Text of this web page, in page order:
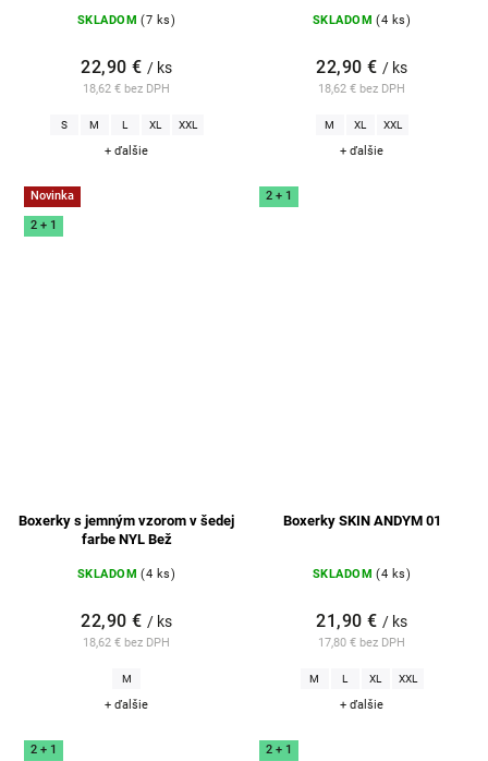
SKLADOM (7 ks)
18,62 € bez DPH
22,90 € / ks
S M L XL XXL
+ ďalšie
SKLADOM (4 ks)
18,62 € bez DPH
22,90 € / ks
M XL XXL
+ ďalšie
Novinka
2 + 1
Boxerky s jemným vzorom v šedej
farbe NYL Bež
SKLADOM (4 ks)
18,62 € bez DPH
22,90 € / ks
M
+ ďalšie
2 + 1
Boxerky SKIN ANDYM 01
SKLADOM (4 ks)
17,80 € bez DPH
21,90 € / ks
M L XL XXL
+ ďalšie
2 + 1 2 + 1